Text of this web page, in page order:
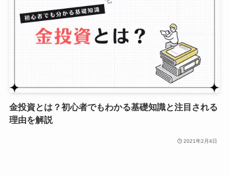
金投資とは？初心者でもわかる基礎知識と注目される
理由を解説
2021年2月4日